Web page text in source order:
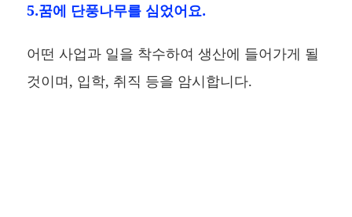
5.꿈에 단풍나무를 심었어요.
어떤 사업과 일을 착수하여 생산에 들어가게 될
것이며, 입학, 취직 등을 암시합니다.